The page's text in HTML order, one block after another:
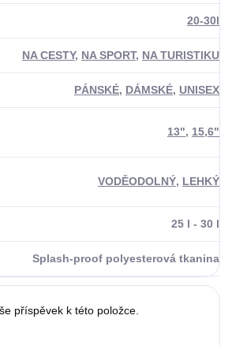
20-30l
NA CESTY, NA SPORT, NA TURISTIKU
PÁNSKÉ, DÁMSKÉ, UNISEX
13", 15,6"
VODĚODOLNÝ, LEHKÝ
25 l - 30 l
Splash‑proof polyesterová tkanina
příspěvek k této položce.